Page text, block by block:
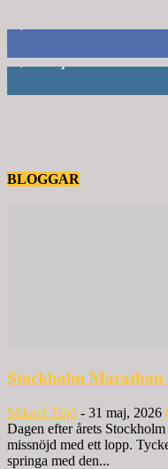
BLOGGAR
Stockholm Marathon
Mikael Tisjö - 31 maj, 2026
Dagen efter årets
missnöjd med ett lopp.
springa med den...